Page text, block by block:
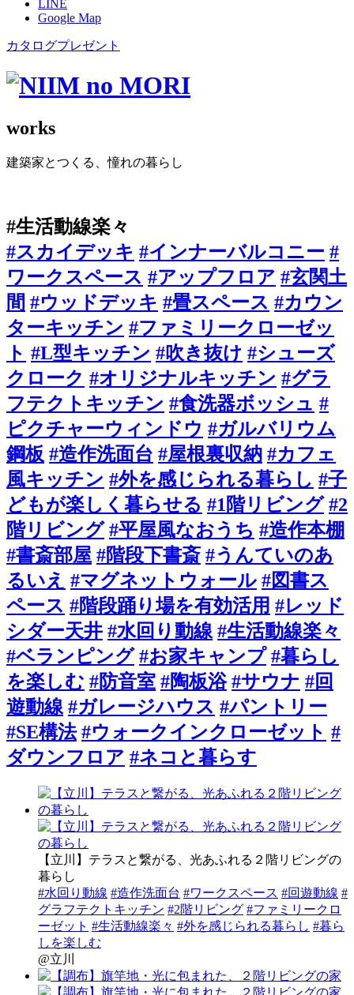
LINE
Google Map
カタログプレゼント
works
建築家とつくる、憧れの暮らし
#生活動線楽々
#スカイデッキ #インナーバルコニー #
ワークスペース #アップフロア #玄関土
間 #ウッドデッキ #畳スペース #カウン
ターキッチン #ファミリークローゼッ
ト #L型キッチン #吹き抜け #シューズ
クローク #オリジナルキッチン #グラ
フテクトキッチン #食洗器ボッシュ #
ピクチャーウィンドウ #ガルバリウム
鋼板 #造作洗面台 #屋根裏収納 #カフェ
風キッチン #外を感じられる暮らし #子
どもが楽しく暮らせる #1階リビング #2
階リビング #平屋風なおうち #造作本棚
#書斎部屋 #階段下書斎 #うんていのあ
るいえ #マグネットウォール #図書ス
ペース #階段踊り場を有効活用 #レッド
シダー天井 #水回り動線 #生活動線楽々
#ベランピング #お家キャンプ #暮らし
を楽しむ #防音室 #陶板浴 #サウナ #回
遊動線 #ガレージハウス #パントリー
#SE構法 #ウォークインクローゼット #
ダウンフロア #ネコと暮らす
【立川】テラスと繋がる、光あふれる２階リビングの
暮らし
#水回り動線 #造作洗面台 #ワークスペース #回遊動線 #
グラフテクトキッチン #2階リビング #ファミリークロ
ーゼット #生活動線楽々 #外を感じられる暮らし #暮ら
しを楽しむ
@立川